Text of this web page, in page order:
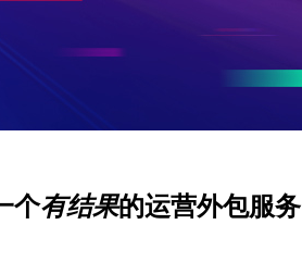
个有结果的运营外包服务